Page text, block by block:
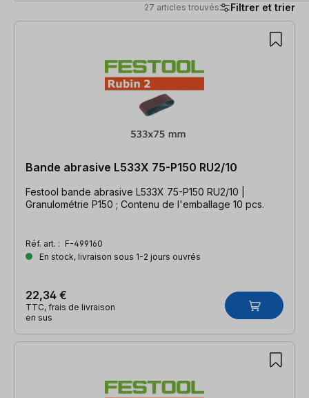
27 articles trouvés Filtrer et trier
27 articles trouvés
Bande abrasive L533X 75-P150 RU2/10
Festool bande abrasive L533X 75-P150 RU2/10 |
Granulométrie P150 ; Contenu de l'emballage 10 pcs.
Réf. art. : F-499160
En stock, livraison sous 1-2 jours ouvrés
22,34 €
TTC, frais de livraison
en sus